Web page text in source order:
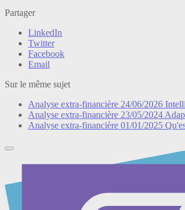
Partager
LinkedIn
Twitter
Facebook
Email
Sur le même sujet
Analyse extra-financière 24/06/2026
Analyse extra-financière 23/05/2024
Analyse extra-financière 01/01/2025